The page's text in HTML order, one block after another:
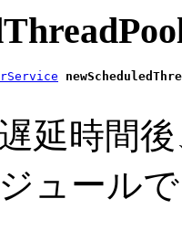
延時間
ュール